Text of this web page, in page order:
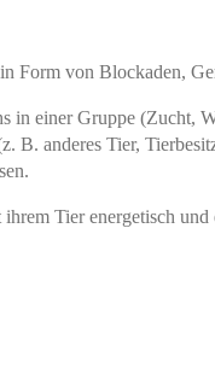
von Blockaden,
in einer Gruppe
anderes Tier,
Tier energetisch